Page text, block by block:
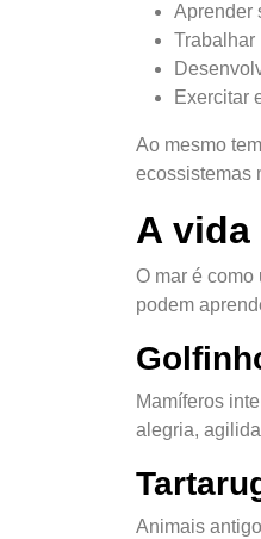
Aprender
Trabalhar
Exercitar
Ao mesmo
ecossistemas
A
O mar é
podem
Mamíferos
alegria,
Animais